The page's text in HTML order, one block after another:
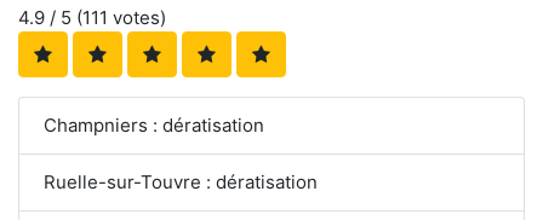
4.9 / 5 (111 votes)
Champniers : dératisation
Ruelle-sur-Touvre : dératisation